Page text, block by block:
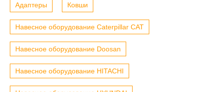
Адаптеры Ковши
Навесное оборудование Caterpillar CAT
Навесное оборудование Doosan
Навесное оборудование HITACHI